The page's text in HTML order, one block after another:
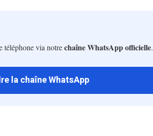
téléphone via notrechaîne WhatsApp officielle.
la chaîne WhatsApp